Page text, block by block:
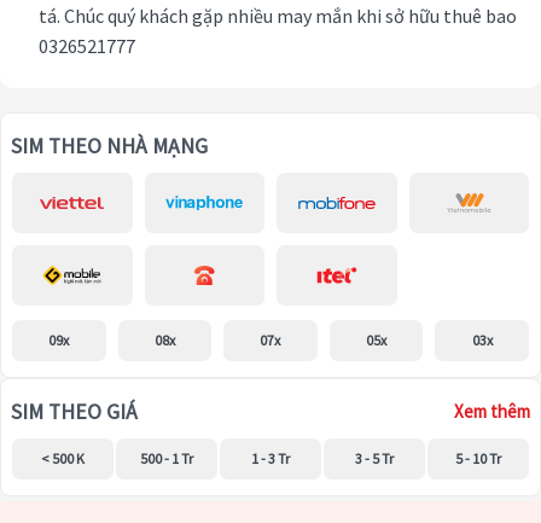
tá. Chúc quý khách gặp nhiều may mắn khi sở hữu thuê bao
0326521777
SIM THEO NHÀ MẠNG
09x 08x 07x 05x 03x
SIM THEO GIÁ Xem thêm
< 500 K 500 - 1 Tr 1 - 3 Tr 3 - 5 Tr 5 - 10 Tr